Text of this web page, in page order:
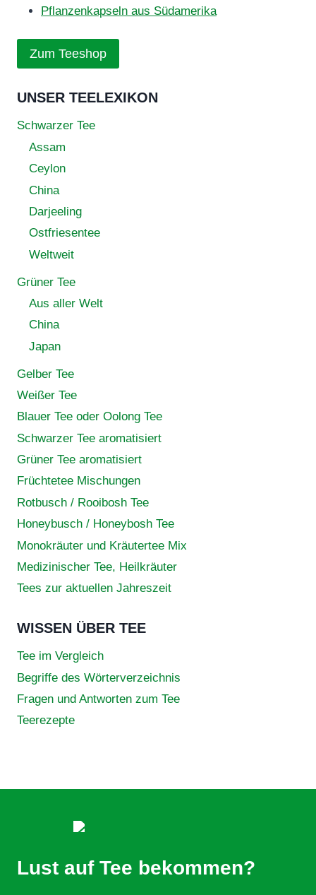
Pflanzenkapseln aus Südamerika
Zum Teeshop
UNSER TEELEXIKON
Schwarzer Tee
Assam
Ceylon
China
Darjeeling
Ostfriesentee
Weltweit
Grüner Tee
Aus aller Welt
China
Japan
Gelber Tee
Weißer Tee
Blauer Tee oder Oolong Tee
Schwarzer Tee aromatisiert
Grüner Tee aromatisiert
Früchtetee Mischungen
Rotbusch / Rooibosh Tee
Honeybusch / Honeybosh Tee
Monokräuter und Kräutertee Mix
Medizinischer Tee, Heilkräuter
Tees zur aktuellen Jahreszeit
WISSEN ÜBER TEE
Tee im Vergleich
Begriffe des Wörterverzeichnis
Fragen und Antworten zum Tee
Teerezepte
Lust auf Tee bekommen?